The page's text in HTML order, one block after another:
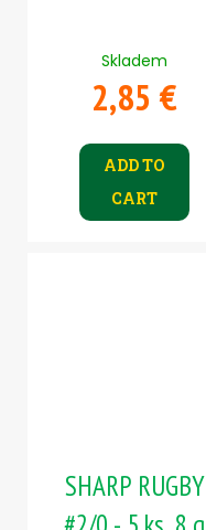
Skladem
2,85 €
ADD TO
CART
SHARP RUGBY